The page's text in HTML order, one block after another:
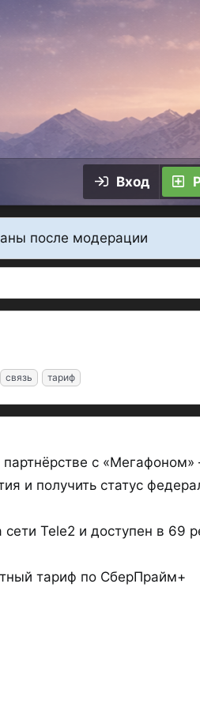
Вход
после модерации
связь тариф
с
и получить статус
Tele2 и доступен в 69
тариф по СберПрайм+